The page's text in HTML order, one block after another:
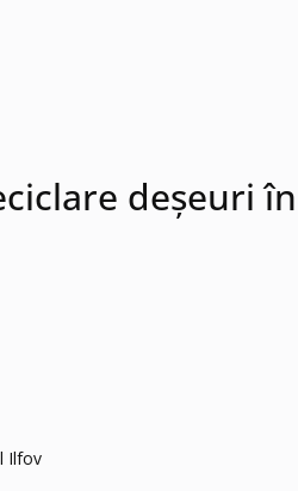
deșeuri
Ilfov